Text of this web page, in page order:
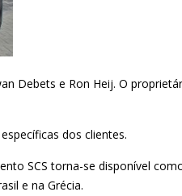
Debets e Ron Heij. O
dos clientes.
SCS torna-se disponível
e na Grécia.